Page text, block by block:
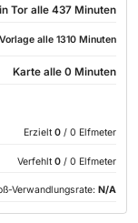
Tor alle 437 Minuten
alle 1310 Minuten
Karte alle 0 Minuten
Erzielt 0 / 0 Elfmeter
Verfehlt 0 / 0 Elfmeter
Verwandlungsrate: N/A